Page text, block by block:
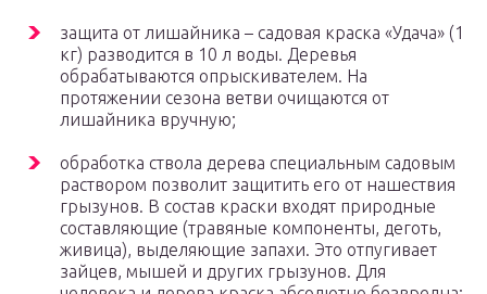
защита от лишайника – садовая краска «Удача» (1
кг) разводится в 10 л воды. Деревья
обрабатываются опрыскивателем. На
протяжении сезона ветви очищаются от
лишайника вручную;
обработка ствола дерева специальным садовым
раствором позволит защитить его от нашествия
грызунов. В состав краски входят природные
составляющие (травяные компоненты, деготь,
живица), выделяющие запахи. Это отпугивает
зайцев, мышей и других грызунов. Для